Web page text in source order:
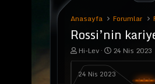
Anasayfa Forumlar
Rossi’nin
K
o
n
u
Hi-Lev
B
a
ş
l
24 Nis 2023
24 Nis 2023